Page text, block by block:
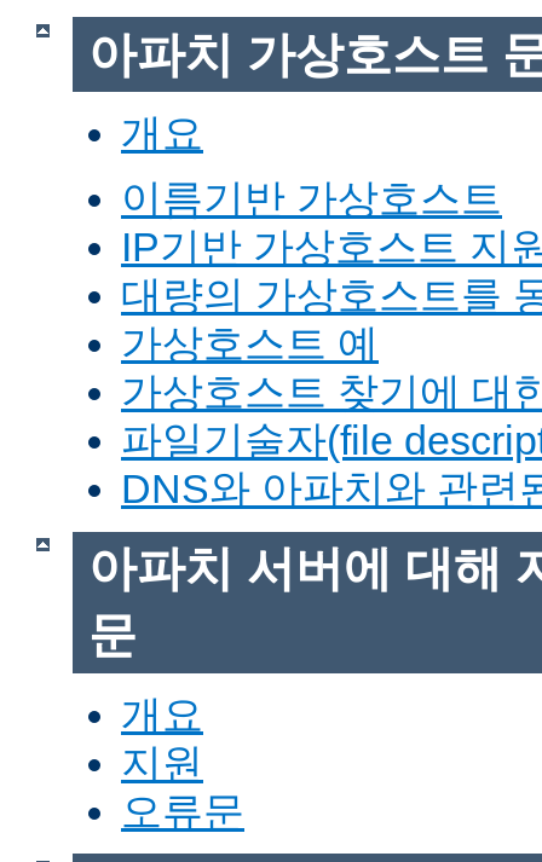
아파치 가상호스트
개요
이름기반 가상호스트
IP기반 가상호스트 지
대량의 가상호스트를
가상호스트 예
가상호스트 찾기에 대
파일기술자(file
DNS와 아파치와 관련
아파치 서버에 대해
문
개요
지원
오류문